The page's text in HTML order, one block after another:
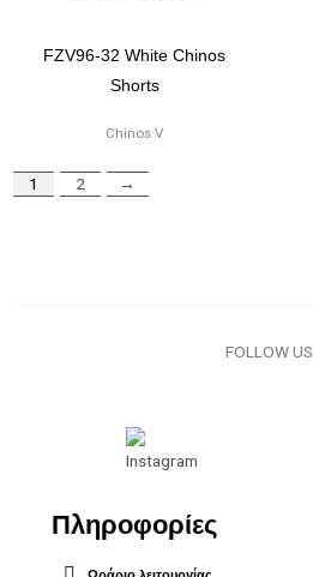
FZV96-32 White Chinos
Shorts
Chinos V
1 2 →
FOLLOW US
Πληροφορίες